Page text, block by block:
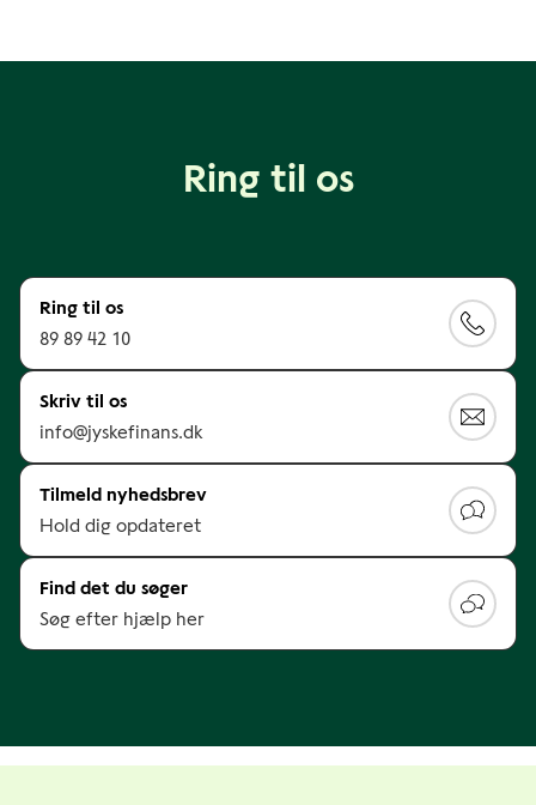
Ring til os
Ring til os
89 89 42 10
Skriv til os
info@jyskefinans.dk
Tilmeld nyhedsbrev
Hold dig opdateret
Find det du søger
Søg efter hjælp her